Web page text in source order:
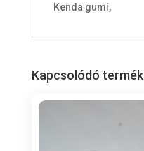
Kenda gumi,
Kapcsolódó